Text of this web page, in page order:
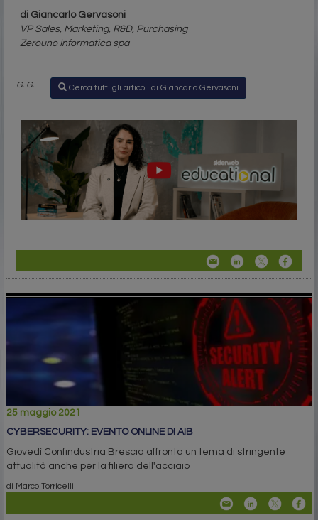
di Giancarlo Gervasoni
VP Sales, Marketing, R&D, Purchasing
Zerouno Informatica spa
G. G. Cerca tutti gli articoli di Giancarlo Gervasoni
25 maggio 2021
CYBERSECURITY: EVENTO ONLINE DI AIB
Giovedì Confindustria Brescia affronta un tema di stringente
attualità anche per la filiera dell'acciaio
di Marco Torricelli